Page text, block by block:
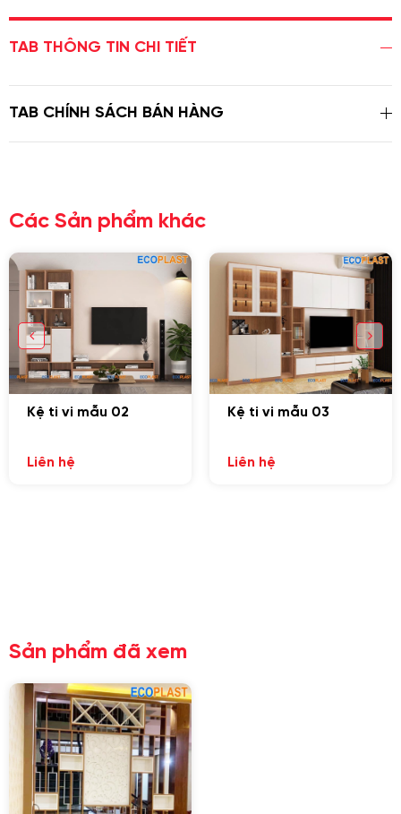
TAB THÔNG TIN CHI TIẾT
TAB CHÍNH SÁCH BÁN HÀNG
GỬI THÔNG TIN ĐỂ CHÚNG TÔI TƯ VẤN
Các Sản phẩm khác
Kệ ti vi mẫu 02
Liên hệ
Kệ ti vi mẫu 03
Liên hệ
Sản phẩm đã xem